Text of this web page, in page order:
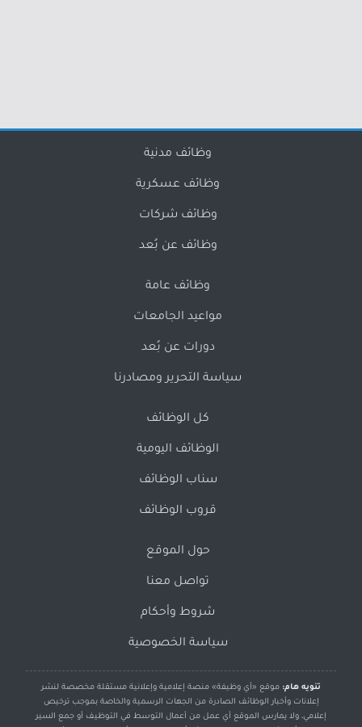
وظائف مدنية
وظائف عسكرية
وظائف شركات
وظائف عن بُعد
وظائف عامة
مواعيد الجامعات
دورات عن بُعد
سياسة التحرير ومصادرنا
كل الوظائف
الوظائف اليومية
سناب الوظائف
قروب الوظائف
حول الموقع
تواصل معنا
شروط وأحكام
سياسة الخصوصية
تنويه هام: موقع «أي وظيفة» منصة إعلامية وإعلانية مستقلة مخصصة لنشر
إعلانات وأخبار الوظائف الصادرة من الجهات الرسمية والخاصة بموجب ترخيص
إعلامي، ولا يمارس الموقع أي عمل من أعمال التوسط في التوظيف أو جمع السير